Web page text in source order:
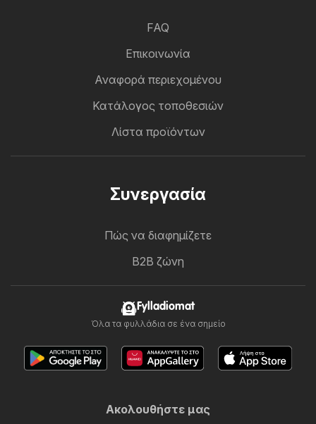
FAQ
Επικοινωνία
Αναφορά περιεχομένου
Κατάλογος τοποθεσιών
Λίστα προϊόντων
Συνεργασία
Πώς να διαφημίζετε
B2B ζώνη
Fylladiomat
Όλα τα φυλλάδια σε ένα σημείο
Ακολουθήστε μας